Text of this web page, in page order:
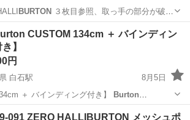
BURTON
CUSTOM 134cm ＋ バインディン
】
円
白石駅
8月5日
＋ バインディング付き】 Burton
ーボードです。 黒いBurtonバインディングが
091 ZERO HALLIBURTON メッシュポ